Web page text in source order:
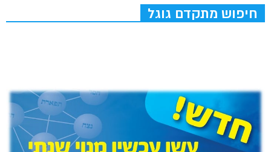
חיפוש מתקדם גוגל